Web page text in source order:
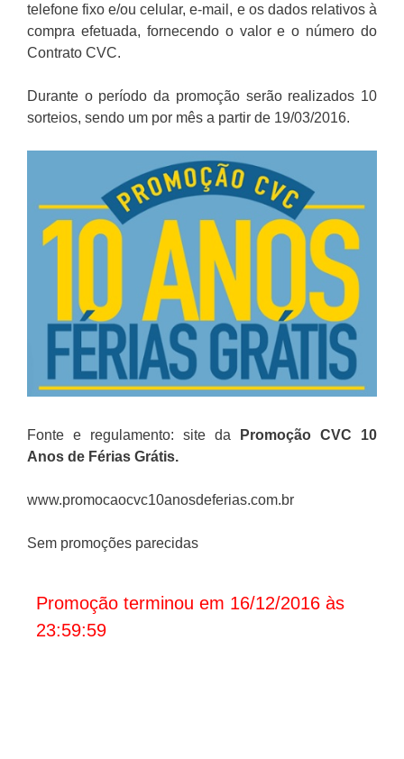
telefone fixo e/ou celular, e-mail, e os dados relativos à
compra efetuada, fornecendo o valor e o número do
Contrato CVC.
Durante o período da promoção serão realizados 10
sorteios, sendo um por mês a partir de 19/03/2016.
Fonte e regulamento: site da
Promoção CVC 10
Anos de Férias Grátis.
www.promocaocvc10anosdeferias.com.br
Sem promoções parecidas
Promoção terminou em 16/12/2016 às
23:59:59